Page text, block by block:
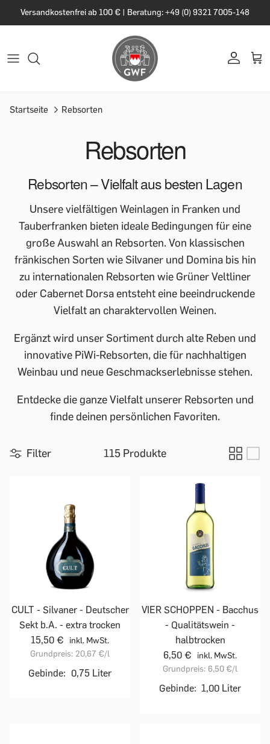
Versandkostenfrei ab 100 € | Beratung: +49 (0) 9321 7005-148
Startseite Rebsorten
Rebsorten
Rebsorten – Vielfalt aus besten Lagen
Unsere vielfältigen Weinlagen in Franken und
Tauberfranken bieten ideale Bedingungen für eine
große Auswahl an Rebsorten. Von klassischen
fränkischen Sorten wie Silvaner und Domina bis hin
zu internationalen Rebsorten wie Grüner Veltliner
oder Cabernet Dorsa entsteht eine beeindruckende
Vielfalt an charaktervollen Weinen.
Ergänzt wird unser Sortiment durch alte Reben und
innovative PiWi-Rebsorten, die für nachhaltigen
Weinbau und neue Geschmackserlebnisse stehen.
Entdecke die ganze Vielfalt unserer Rebsorten und
finde deinen persönlichen Favoriten.
Filter 115 Produkte
CULT - Silvaner - Deutscher
Sekt b.A. - extra trocken
15,50 €
inkl. MwSt.
Grundpreis: 20,67 €/l
Gebinde: 0,75 Liter
VIER SCHOPPEN - Bacchus
- Qualitätswein -
halbtrocken
6,50 €
inkl. MwSt.
Grundpreis: 6,50 €/l
Gebinde: 1,00 Liter